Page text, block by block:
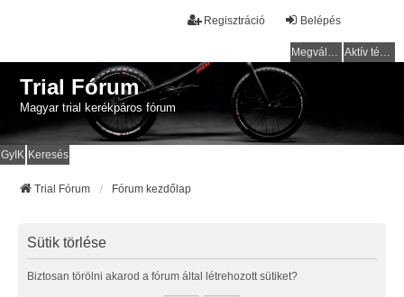
Belépés
Regisztráció
Megválaszolatlan témák Aktív témák
Trial Fórum
Magyar trial kerékpáros fórum
GyIK Keresés
Trial Fórum Fórum kezdőlap
Sütik törlése
Biztosan törölni akarod a fórum által létrehozott sütiket?